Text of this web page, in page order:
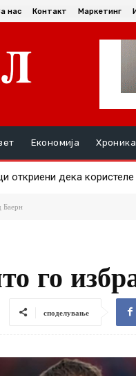
нас Контакт Маркетинг
Економија Хроника
дека користеле
сè уште им должат
Баерн
го
споделување